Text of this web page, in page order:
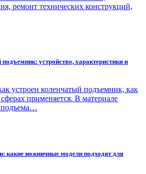
ремонт технических конструкций,
устройство, характеристики и
устроен коленчатый подъемник, как
применяется. В материале
подъема…
какие ножничные модели подходят для